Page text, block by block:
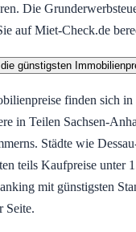
Die
auf Miet-Check.de
günstigsten
finden sich in
in Teilen Sachsen-
Städte wie
teils Kaufpreise unter
mit günstigsten
Seite.